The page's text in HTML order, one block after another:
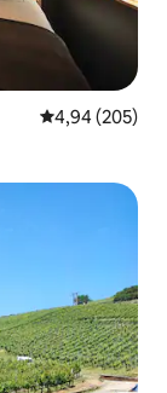
Évaluation
4,94 (205)